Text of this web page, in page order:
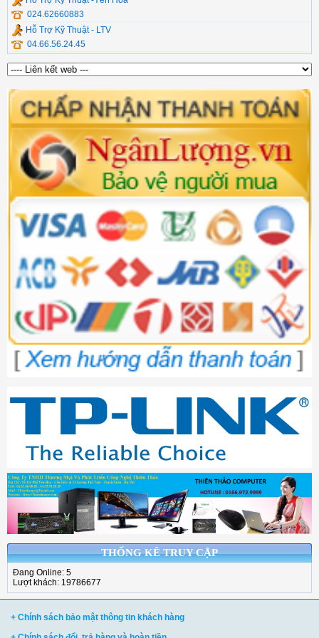
024.62660883
Hỗ Trợ Kỹ Thuật - LTV
04.66.56.24.45
THỐNG KÊ TRUY CẬP
Đang Online: 5
Lượt khách: 19786677
+ Chính sách bảo mật thông tin khách hàng